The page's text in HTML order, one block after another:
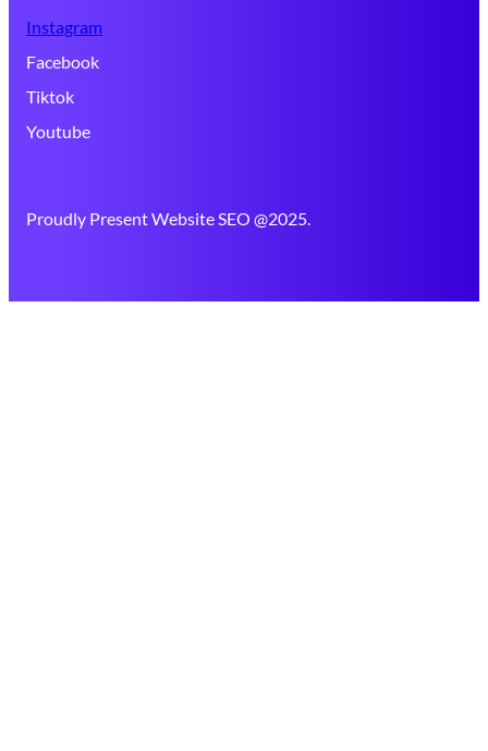
Instagram
Facebook
Tiktok
Youtube
Proudly Present Website SEO @2025.